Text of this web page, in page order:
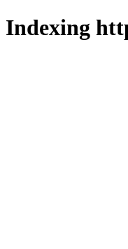
Indexing